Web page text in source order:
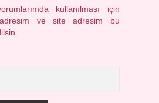
kullanılması için
ve site adresim bu